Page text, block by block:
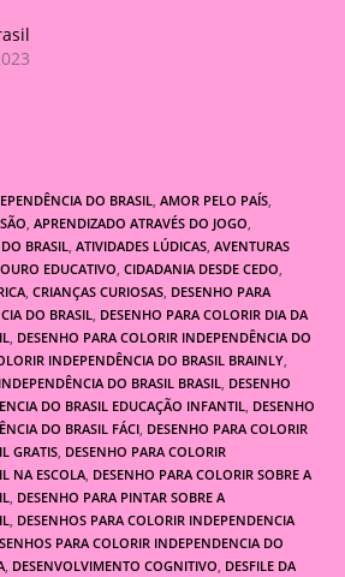
DO BRASIL, AMOR PELO PAÍS,
, APRENDIZADO ATRAVÉS DO JOGO,
BRASIL, ATIVIDADES LÚDICAS, AVENTURAS
EDUCATIVO, CIDADANIA DESDE CEDO,
, CRIANÇAS CURIOSAS, DESENHO PARA
DO BRASIL, DESENHO PARA COLORIR DIA DA
, DESENHO PARA COLORIR INDEPENDÊNCIA DO
INDEPENDÊNCIA DO BRASIL BRAINLY,
DO BRASIL BRASIL, DESENHO
DO BRASIL EDUCAÇÃO INFANTIL, DESENHO
DO BRASIL FÁCI, DESENHO PARA COLORIR
GRATIS, DESENHO PARA COLORIR
NA ESCOLA, DESENHO PARA COLORIR SOBRE A
, DESENHO PARA PINTAR SOBRE A
, DESENHOS PARA COLORIR INDEPENDENCIA
PARA COLORIR INDEPENDENCIA DO
, DESENVOLVIMENTO COGNITIVO, DESFILE DA